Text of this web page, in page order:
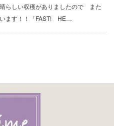
らしい収穫がありましたので また
います！！「FAST! HE…